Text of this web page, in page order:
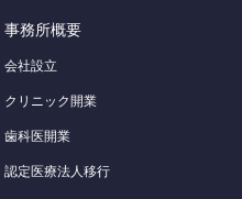
事務所概要
会社設立
クリニック開業
歯科医開業
認定医療法人移行